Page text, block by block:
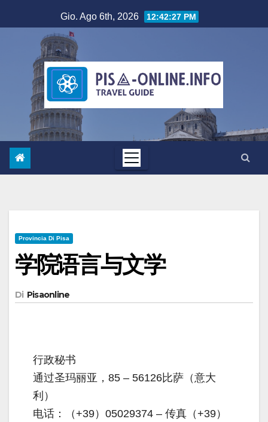
al
contenuto
Gio. Ago 6th, 2026 12:42:28 PM
Provincia Di Pisa
学院语言与文学
Di Pisaonline
行政秘书
通过圣玛丽亚，85 – 56126比萨（意大
利）
电话：（+39）05029374 – 传真（+39）